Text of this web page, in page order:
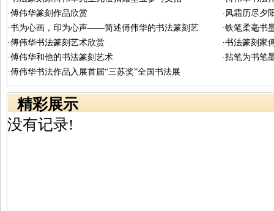
·傅伟华篆刻作品欣赏
·风霜历尽
·书为心画，印为心声——简述傅伟华的书法篆刻艺
·铁笔柔毫
·傅伟华书法篆刻艺术欣赏
·书法篆刻家
·傅伟华和他的书法篆刻艺术
·拈笔为书
·傅伟华书法作品入展首届“三苏奖”全国书法展
精彩展示
没有记录!